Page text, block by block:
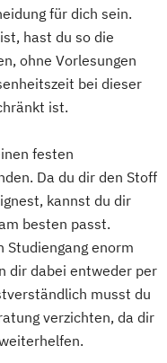
Hacking
und Ärzte
für dich sein.
hast du so die
ohne Vorlesungen
bei dieser
ist.
festen
Da du dir den Stoff
kannst du dir
besten passt.
Studiengang enorm
dir dabei entweder per
musst du
verzichten, da dir